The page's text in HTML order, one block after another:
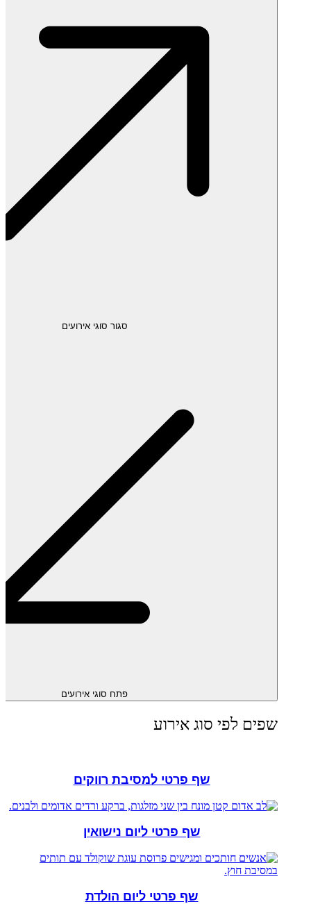
סגור סוגי אירועים
פתח סוגי אירועים
שפים לפי סוג אירוע
שף פרטי למסיבת רווקים
שף פרטי ליום נישואין
שף פרטי ליום הולדת